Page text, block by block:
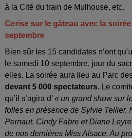
à la Cité du train de Mulhouse, etc.
Cerise sur le gâteau avec la
septembre
Bien sûr les 15 candidates n’ont
le samedi 10 septembre, jour du
elles. La soirée aura lieu au Parc
devant 5 000 spectateurs. Le
qu’il s’agira d’ « un grand show sur
folles en présence de Sylvie Tellier,
Pernaut, Cindy Fabre et Diane
de nos dernières Miss Alsace. Au